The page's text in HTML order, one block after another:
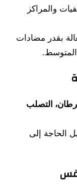
والمراكز
بقدر مضادات
المتوسط.
التصلب
الحاجة إلى